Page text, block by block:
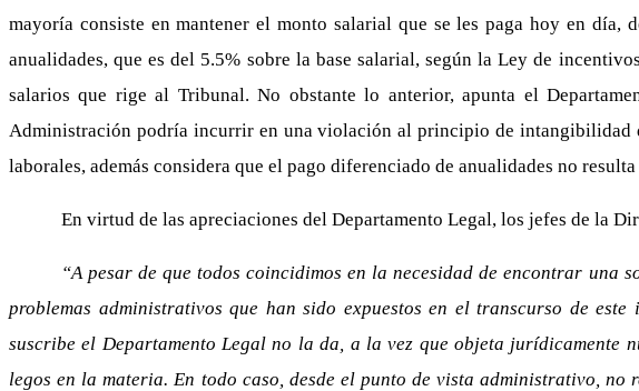
mayoría consiste en mantener el monto salarial que se les paga hoy en
anualidades, que es del 5.5% sobre la base salarial, según la Ley de
salarios que rige al Tribunal. No obstante lo anterior, apunta el
Administración podría incurrir en una violación al principio de intangibilidad
laborales, además considera que el pago diferenciado de anualidades no
En virtud de las apreciaciones del Departamento Legal, los jefes de la
“A pesar de que todos coincidimos en la necesidad de encontrar una
problemas administrativos que han sido expuestos en el transcurso de
suscribe el Departamento Legal no la da, a la vez que objeta jurídicamente
legos en la materia. En todo caso, desde el punto de vista administrativo,